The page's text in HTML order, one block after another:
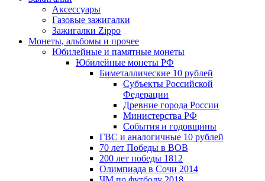
Аксессуары
Газовые зажигалки
Зажигалки Zippo
Монеты, альбомы и прочее
Юбилейные и памятные монеты
Юбилейные монеты РФ
Биметаллические 10 рублей
Субъекты Российской
Федерации
Древние города России
Министерства РФ
События и годовщины
ГВС и аналогичные 10 рублей
70 лет Победы в ВОВ
200 лет победы 1812
Олимпиада в Сочи 2014